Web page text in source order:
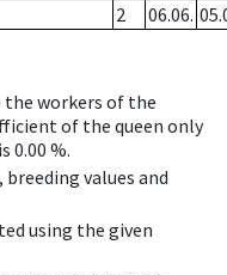
2 06.06.
workers of the
of the queen only
0.00 %.
breeding values and
using the given